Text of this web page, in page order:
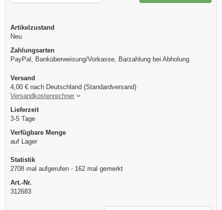
Artikelzustand
Neu
Zahlungsarten
PayPal, Banküberweisung/Vorkasse, Barzahlung bei Abholung
Versand
4,00 € nach Deutschland (Standardversand)
Versandkostenrechner
Lieferzeit
3-5 Tage
Verfügbare Menge
auf Lager
Statistik
2708 mal aufgerufen - 162 mal gemerkt
Art.-Nr.
312683